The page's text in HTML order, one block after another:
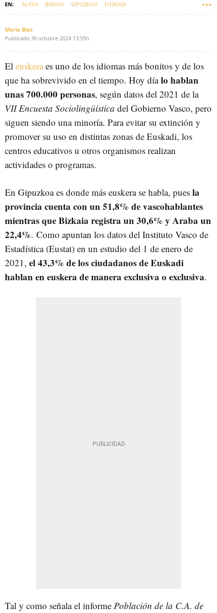
ÁLAVA BIZKAIA GIPUZKOA EUSKADI
María Blas
Publicada 30 octubre 2024 13:55h
El euskeraes uno de los idiomas más bonitos y de los
que ha sobrevivido en el tiempo. Hoy díalo hablan
unas 700.000 personas, según datos del 2021 de la
VII Encuesta Sociolingüística del Gobierno Vasco, pero
siguen siendo una minoría. Para evitar su extinción y
promover su uso en distintas zonas de Euskadi, los
centros educativos u otros organismos realizan
actividades o programas.
En Gipuzkoa es donde más euskera se habla, pues la
provincia cuenta con un 51,8% de vascohablantes
mientras que Bizkaia registra un 30,6% y Araba un
22,4%. Como apuntan los datos del Instituto Vasco de
Estadística (Eustat) en un estudio del 1 de enero de
2021, el 43,3% de los ciudadanos de Euskadi
hablan en euskera de manera exclusiva o exclusiva.
Tal y como señala el informe Población de la C.A. de